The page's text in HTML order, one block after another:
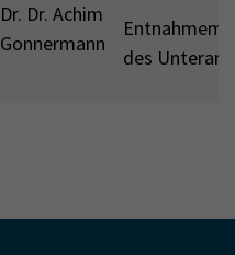
Dr. Dr. Achim
Gonnermann
des